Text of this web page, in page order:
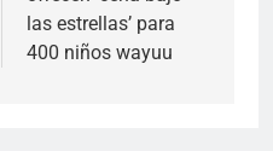
las estrellas’ para
400 niños wayuu